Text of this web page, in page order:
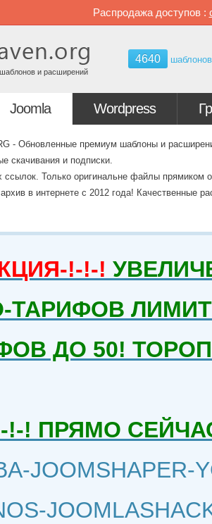
Распродажа доступов :
и расширений
4640 шаблонов
Joomla Wordpress
- Обновленные премиум шаблоны и
скачивания и подписки.
ссылок. Только оригинальне файлы прямиком
в интернете с 2012 года! Качественные
!-!-!
ТАРИФОВ
ДО 50!
!-!-! ПРЯМО
JOOMSHAPER-